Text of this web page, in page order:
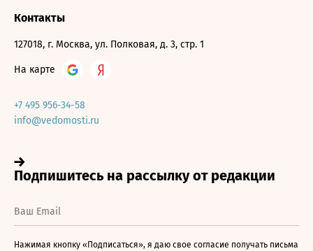
Контакты
127018, г. Москва, ул. Полковая, д. 3, стр. 1
На карте
+7 495 956-34-58
info@vedomosti.ru
Нажимая кнопку «Подписаться», я даю свое согласие получать письма